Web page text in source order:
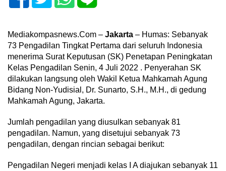
Mediakompasnews.Com – Jakarta – Humas: Sebanyak
73 Pengadilan Tingkat Pertama dari seluruh Indonesia
menerima Surat Keputusan (SK) Penetapan Peningkatan
Kelas Pengadilan Senin, 4 Juli 2022 . Penyerahan SK
dilakukan langsung oleh Wakil Ketua Mahkamah Agung
Bidang Non-Yudisial, Dr. Sunarto, S.H., M.H., di gedung
Mahkamah Agung, Jakarta.
Jumlah pengadilan yang diusulkan sebanyak 81
pengadilan. Namun, yang disetujui sebanyak 73
pengadilan, dengan rincian sebagai berikut:
Pengadilan Negeri menjadi kelas I A diajukan sebanyak 11